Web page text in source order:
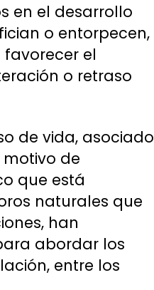
en el desarrollo
o entorpecen,
el
o retraso
de vida, asociado
motivo de
que está
naturales que
han
abordar los
entre los